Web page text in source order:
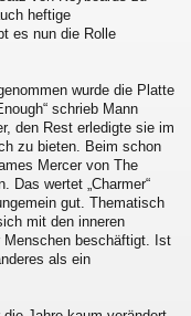
heftige
es nun die Rolle
wurde die Platte
schrieb Mann
den Rest erledigte sie im
zu bieten. Beim schon
Mercer von The
Das wertet „Charmer“
gut. Thematisch
mit den inneren
Menschen beschäftigt. Ist
als ein